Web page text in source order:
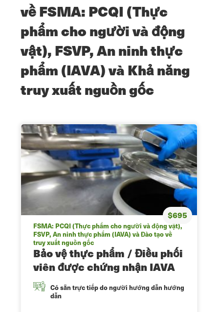
về FSMA: PCQI (Thực
phẩm cho người và động
vật), FSVP, An ninh thực
phẩm (IAVA) và Khả năng
truy xuất nguồn gốc
$695
FSMA: PCQI (Thực phẩm cho người và động vật),
FSVP, An ninh thực phẩm (IAVA) và Đào tạo về
truy xuất nguồn gốc
Bảo vệ thực phẩm / Điều phối
viên được chứng nhận IAVA
Có sẵn trực tiếp do người hướng dẫn hướng
dẫn